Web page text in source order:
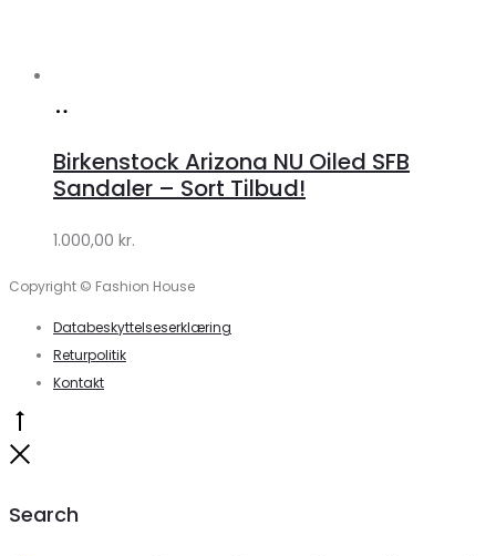
Lykke
Lykke
Birkenstock Arizona NU Oiled SFB
Sandaler – Sort Tilbud!
1.000,00 kr.
Copyright © Fashion House
Databeskyttelseserklæring
Returpolitik
Kontakt
Search